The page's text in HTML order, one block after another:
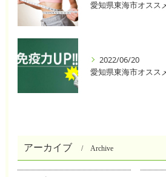
2022/06/20
アーカイブ Archive